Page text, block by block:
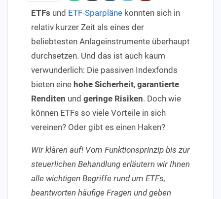
ETFs und ETF-Sparplänekonnten sich in
relativ kurzer Zeit als eines der
beliebtesten Anlageinstrumente überhaupt
durchsetzen. Und das ist auch kaum
verwunderlich: Die passiven Indexfonds
bieten eine hohe Sicherheit, garantierte
Renditen und geringe Risiken. Doch wie
können ETFs so viele Vorteile in sich
vereinen? Oder gibt es einen Haken?
Wir klären auf! Vom Funktionsprinzip bis zur
steuerlichen Behandlung erläutern wir Ihnen
alle wichtigen Begriffe rund um ETFs,
beantworten häufige Fragen und geben